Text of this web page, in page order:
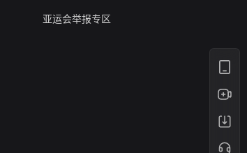
亚运会举报专区